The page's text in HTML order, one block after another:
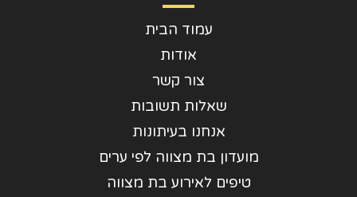
עמוד הבית
אודות
צור קשר
שאלות תשובות
אנחנו בעיתונות
מועדון בת מצווה לפי ערים
טיפים לאירוע בת מצווה